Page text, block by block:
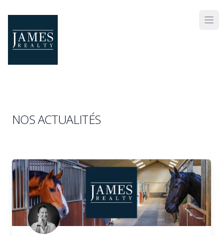
NOS ACTUALITÉS